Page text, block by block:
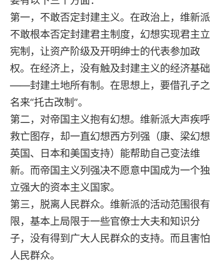
第一，不敢否定封建主义。在政治上，维新派
不敢根本否定封建君主制度，幻想实现君主立
宪制，让资产阶级及开明绅士的代表参加政
权。在经济上，没有触及封建主义的经济基础
——封建土地所有制。在思想上，要借孔子之
名来“托古改制”。
第二，对帝国主义抱有幻想。维新派大声疾呼
救亡图存，却一直幻想西方列强（康、梁幻想
英国、日本和美国支持）能帮助自己变法维
新。而帝国主义列强决不愿意中国成为一个独
立强大的资本主义国家。
第三，脱离人民群众。维新派的活动范围很有
限，基本上局限于一些官僚士大夫和知识分
子，没有得到广大人民群众的支持。而且害怕
人民群众。